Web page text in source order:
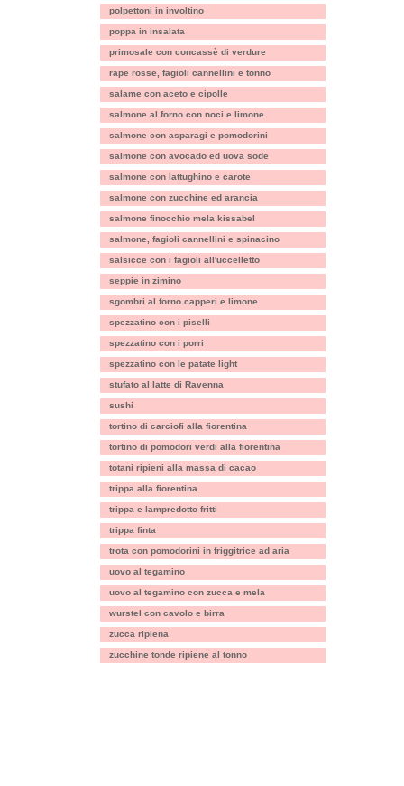
polpettoni in involtino
poppa in insalata
primosale con concassè di verdure
rape rosse, fagioli cannellini e tonno
salame con aceto e cipolle
salmone al forno con noci e limone
salmone con asparagi e pomodorini
salmone con avocado ed uova sode
salmone con lattughino e carote
salmone con zucchine ed arancia
salmone finocchio mela kissabel
salmone, fagioli cannellini e spinacino
salsicce con i fagioli all'uccelletto
seppie in zimino
sgombri al forno capperi e limone
spezzatino con i piselli
spezzatino con i porri
spezzatino con le patate light
stufato al latte di Ravenna
sushi
tortino di carciofi alla fiorentina
tortino di pomodori verdi alla fiorentina
totani ripieni alla massa di cacao
trippa alla fiorentina
trippa e lampredotto fritti
trippa finta
trota con pomodorini in friggitrice ad aria
uovo al tegamino
uovo al tegamino con zucca e mela
wurstel con cavolo e birra
zucca ripiena
zucchine tonde ripiene al tonno